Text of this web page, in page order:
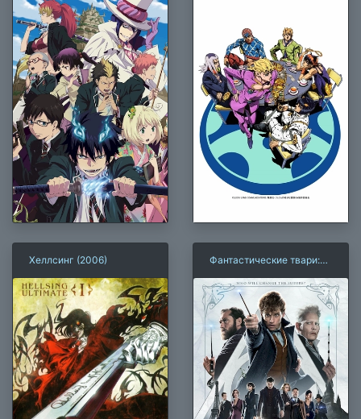
Хеллсинг (2006)
Фантастические твари:
Вальда